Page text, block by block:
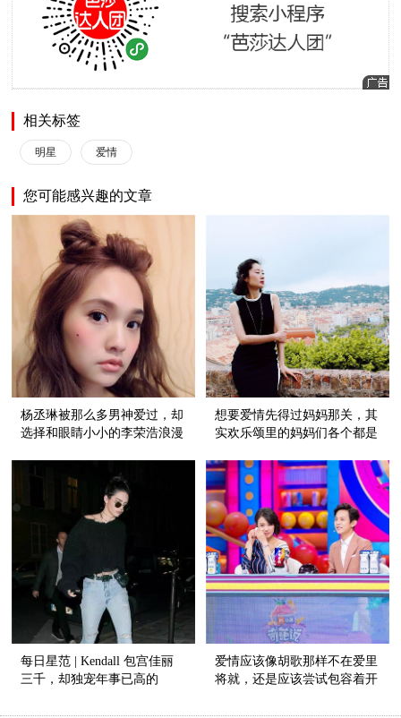
相关标签
明星 爱情
您可能感兴趣的文章
杨丞琳被那么多男神爱过，却
选择和眼睛小小的李荣浩浪漫
想要爱情先得过妈妈那关，其
实欢乐颂里的妈妈们各个都是
每日星范 | Kendall 包宫佳丽
三千，却独宠年事已高的
爱情应该像胡歌那样不在爱里
将就，还是应该尝试包容着开